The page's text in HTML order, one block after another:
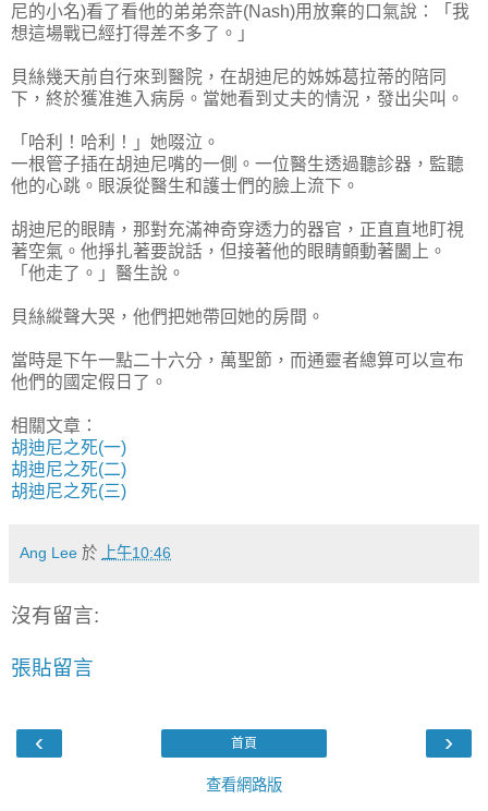
尼的小名)看了看他的弟弟奈許(Nash)用放棄的口氣說：「我
想這場戰已經打得差不多了。」
貝絲幾天前自行來到醫院，在胡迪尼的姊姊葛拉蒂的陪同
下，終於獲准進入病房。當她看到丈夫的情況，發出尖叫。
「哈利！哈利！」她啜泣。
一根管子插在胡迪尼嘴的一側。一位醫生透過聽診器，監聽
他的心跳。眼淚從醫生和護士們的臉上流下。
胡迪尼的眼睛，那對充滿神奇穿透力的器官，正直直地盯視
著空氣。他掙扎著要說話，但接著他的眼睛顫動著闔上。
「他走了。」醫生說。
貝絲縱聲大哭，他們把她帶回她的房間。
當時是下午一點二十六分，萬聖節，而通靈者總算可以宣布
他們的國定假日了。
相關文章：
胡迪尼之死(一)
胡迪尼之死(二)
胡迪尼之死(三)
Ang Lee 於 上午10:46
沒有留言:
張貼留言
‹ ›
首頁
查看網路版